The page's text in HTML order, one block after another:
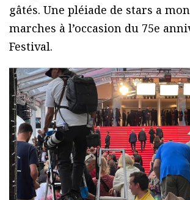
gâtés. Une pléiade de stars a
marches à l’occasion du 75e
Festival.